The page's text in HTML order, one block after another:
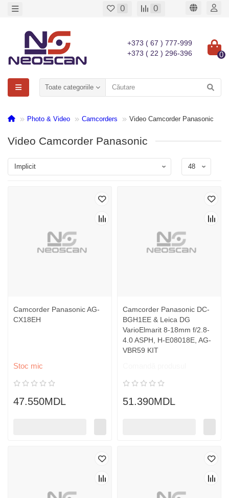
0 0
+373 ( 67 ) 777-999
+373 ( 22 ) 296-396
0
Toate categoriile
Photo & Video Camcorders Video Camcorder Panasonic
Video Camcorder Panasonic
Camcorder Panasonic AG-
CX18EH
Stoc mic
47.550MDL
Camcorder Panasonic DC-
BGH1EE & Leica DG
VarioElmarit 8-18mm f/2.8-
4.0 ASPH, H-E08018E, AG-
VBR59 KIT
51.390MDL